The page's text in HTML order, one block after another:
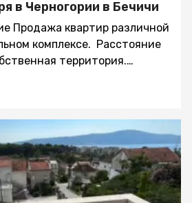
в Черногории в Бечичи
Продажа квартир различной
комплексе. Расстояние
территория.
залом. Первое из
итальянского
пейзажей с
и очарования
местоположения
стороны - захватывающий